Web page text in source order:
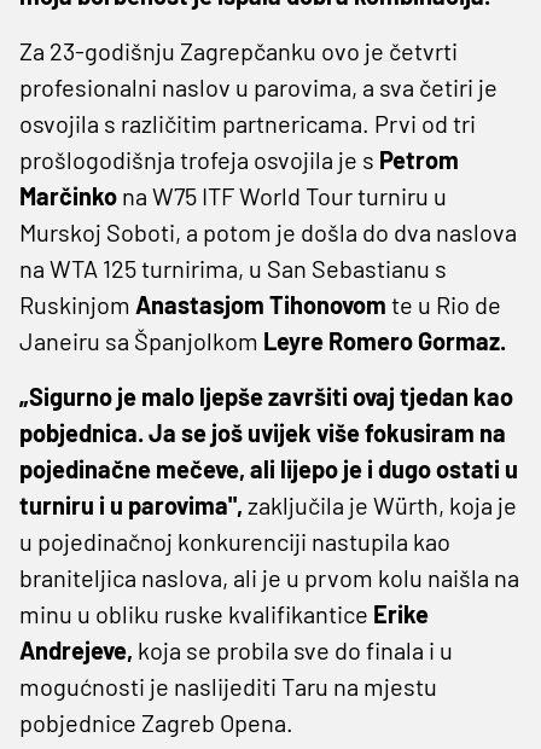
Za 23-godišnju Zagrepčanku ovo je četvrti
profesionalni naslov u parovima, a sva četiri je
osvojila s različitim partnericama. Prvi od tri
prošlogodišnja trofeja osvojila je s Petrom
Marčinko na W75 ITF World Tour turniru u
Murskoj Soboti, a potom je došla do dva naslova
na WTA 125 turnirima, u San Sebastianu s
Ruskinjom Anastasjom Tihonovom te u Rio de
Janeiru sa Španjolkom Leyre Romero Gormaz.
„Sigurno je malo ljepše završiti ovaj tjedan kao
pobjednica. Ja se još uvijek više fokusiram na
pojedinačne mečeve, ali lijepo je i dugo ostati u
turniru i u parovima", zaključila je Würth, koja je
u pojedinačnoj konkurenciji nastupila kao
braniteljica naslova, ali je u prvom kolu naišla na
minu u obliku ruske kvalifikantice Erike
Andrejeve, koja se probila sve do finala i u
mogućnosti je naslijediti Taru na mjestu
pobjednice Zagreb Opena.